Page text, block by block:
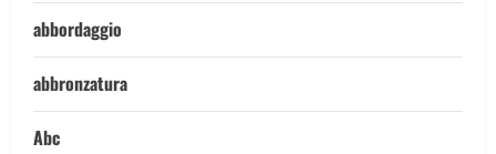
abbordaggio
abbronzatura
Abc